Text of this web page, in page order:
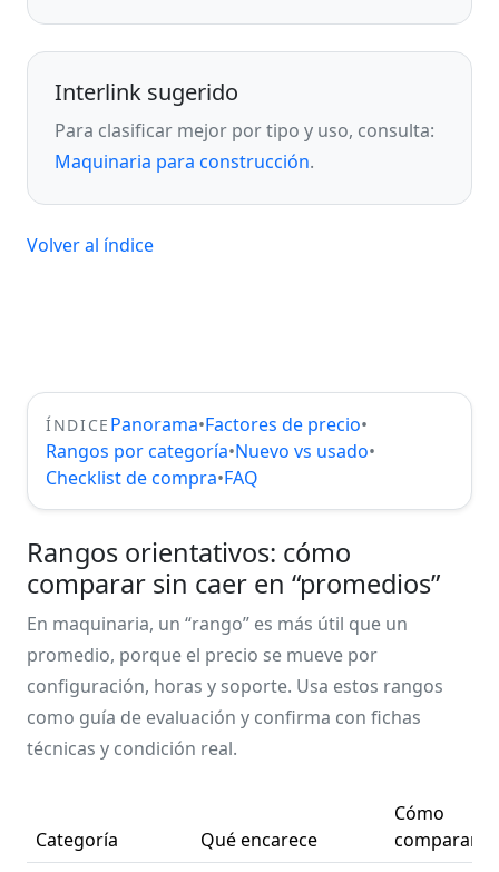
Interlink sugerido
Para clasificar mejor por tipo y uso, consulta:
Maquinaria para construcción.
Volver al índice
ÍNDICE Panorama•Factores de precio•
Rangos por categoría•Nuevo vs usado•
Checklist de compra•FAQ
Rangos orientativos: cómo
comparar sin caer en “promedios”
En maquinaria, un “rango” es más útil que un
promedio, porque el precio se mueve por
configuración, horas y soporte. Usa estos rangos
como guía de evaluación y confirma con fichas
técnicas y condición real.
Categoría Qué encarece
Cómo
comparar